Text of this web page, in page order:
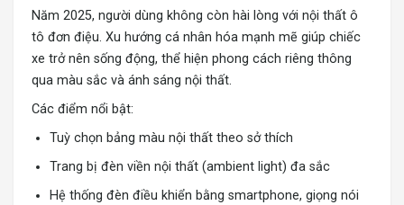
Năm 2025, người dùng không còn hài lòng với nội thất ô
tô đơn điệu. Xu hướng cá nhân hóa mạnh mẽ giúp chiếc
xe trở nên sống động, thể hiện phong cách riêng thông
qua màu sắc và ánh sáng nội thất.
Các điểm nổi bật:
Tuỳ chọn bảng màu nội thất theo sở thích
Trang bị đèn viền nội thất (ambient light) đa sắc
Hệ thống đèn điều khiển bằng smartphone, giọng nói